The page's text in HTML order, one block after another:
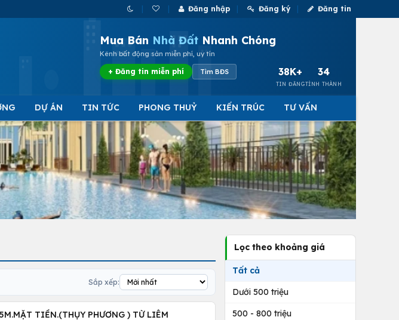
Đăng nhập Đăng ký Đăng tin
Mua Bán Nhà Đất Nhanh Chóng
Kênh bất động sản miễn phí, uy tín
+ Đăng tin miễn phí Tìm BĐS 38K+
TIN ĐĂNG
34
TỈNH THÀNH
DỰ ÁN TIN TỨC PHONG THUỶ KIẾN TRÚC TƯ VẤN
Sắp xếp:
TIỀN.(THỤY PHƯƠNG ) TỪ LIÊM
Lọc theo khoảng giá
Tất cả
Dưới 500 triệu
500 - 800 triệu